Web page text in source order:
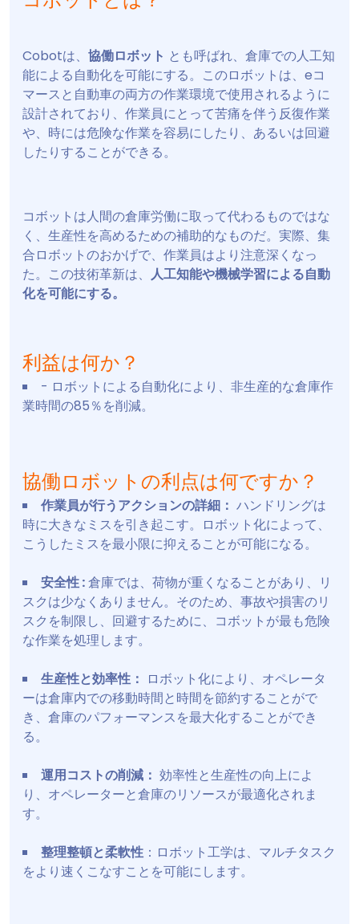
Cobotは、 協働ロボット とも呼ばれ、倉庫での人工知
能による自動化を可能にする。このロボットは、eコ
マースと自動車の両方の作業環境で使用されるように
設計されており、作業員にとって苦痛を伴う反復作業
や、時には危険な作業を容易にしたり、あるいは回避
したりすることができる。
コボットは人間の倉庫労働に取って代わるものではな
く、生産性を高めるための補助的なものだ。実際、集
合ロボットのおかげで、作業員はより注意深くなっ
た。この技術革新は、 人工知能や機械学習による自動
化を可能にする。
利益は何か？
- ロボットによる自動化により、非生産的な倉庫作
業時間の85％を削減。
協働ロボットの利点は何ですか？
作業員が行うアクションの詳細： ハンドリングは
時に大きなミスを引き起こす。ロボット化によって、
こうしたミスを最小限に抑えることが可能になる。
安全性 :倉庫では、荷物が重くなることがあり、リ
スクは少なくありません。そのため、事故や損害のリ
スクを制限し、回避するために、コボットが最も危険
な作業を処理します。
生産性と効率性： ロボット化により、オペレータ
ーは倉庫内での移動時間と時間を節約することがで
き、倉庫のパフォーマンスを最大化することができ
る。
運用コストの削減： 効率性と生産性の向上によ
り、オペレーターと倉庫のリソースが最適化されま
す。
整理整頓と柔軟性 ：ロボット工学は、マルチタスク
をより速くこなすことを可能にします。